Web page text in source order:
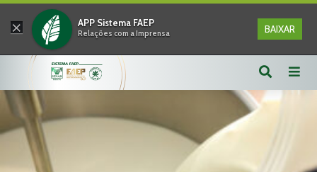
× APP Sistema FAEP
Relações com a Imprensa BAIXAR